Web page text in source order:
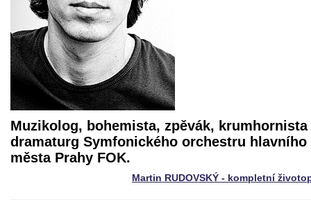
Muzikolog, bohemista, zpěvák, krumhornista
dramaturg Symfonického orchestru hlavního
města Prahy FOK.
Martin RUDOVSKÝ - kompletní